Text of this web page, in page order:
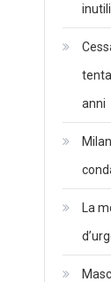
anni
La